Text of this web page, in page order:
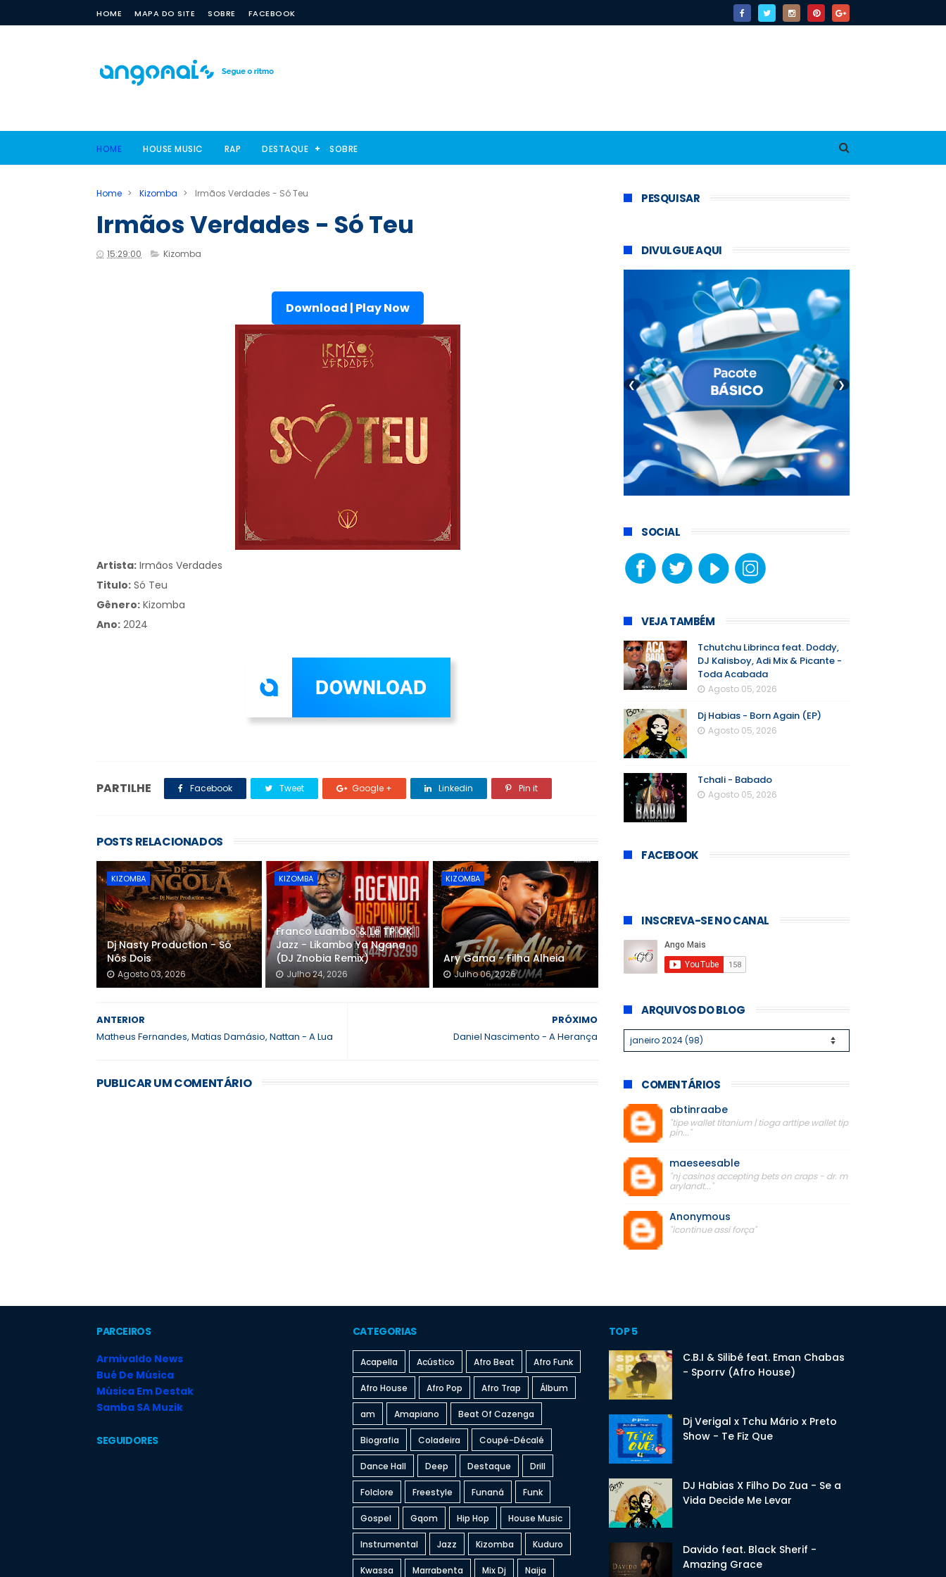
HOME MAPA DO SITE SOBRE FACEBOOK
HOME HOUSE MUSIC RAP DESTAQUE SOBRE
Home > Kizomba > Irmãos Verdades - Só Teu
Irmãos Verdades - Só Teu
15:29:00 Kizomba
Download | Play Now
Artista: Irmãos Verdades
Titulo: Só Teu
Gênero: Kizomba
Ano: 2024
PARTILHE Facebook Tweet Google + Linkedin Pin it
POSTS RELACIONADOS
KIZOMBA
Dj Nasty Production - Só
Nós Dois
Agosto 03, 2026
KIZOMBA
Franco Luambo & Le TP OK
Jazz - Likambo Ya Ngana
(DJ Znobia Remix)
Julho 24, 2026
KIZOMBA
Ary Gama - Filha Alheia
Julho 06, 2026
PRÓXIMO
Daniel Nascimento - A Herança
ANTERIOR
Matheus Fernandes, Matias Damásio, Nattan - A Lua
PUBLICAR UM COMENTÁRIO
PESQUISAR
DIVULGUE AQUI
❮ ❯
SOCIAL
VEJA TAMBÉM
Tchutchu Librinca feat. Doddy,
DJ Kalisboy, Adi Mix & Picante -
Toda Acabada
Agosto 05, 2026
Dj Habias - Born Again (EP)
Agosto 05, 2026
Tchali - Babado
Agosto 05, 2026
FACEBOOK
INSCREVA-SE NO CANAL
ARQUIVOS DO BLOG
COMENTÁRIOS
abtinraabe
"tipe wallet titanium | tioga arttipe wallet tip
pin..."
maeseesable
"nj casinos accepting bets on craps - dr. m
arylandt..."
Anonymous
"icontinue assi força"
PARCEIROS
Armivaldo News
Bué De Música
Música Em Destak
Samba SA Muzik
SEGUIDORES
CATEGORIAS
Acapella Acústico Afro Beat Afro Funk
Afro House Afro Pop Afro Trap Álbum
am Amapiano Beat Of Cazenga
Biografia Coladeira Coupé-Décalé
Dance Hall Deep Destaque Drill
Folclore Freestyle Funaná Funk
Gospel Gqom Hip Hop House Music
Instrumental Jazz Kizomba Kuduro
Kwassa Marrabenta Mix Dj Naija
TOP 5
C.B.I & Silibé feat. Eman Chabas
- Sporrv (Afro House)
Dj Verigal x Tchu Mário x Preto
Show - Te Fiz Que
DJ Habias X Filho Do Zua - Se a
Vida Decide Me Levar
Davido feat. Black Sherif -
Amazing Grace